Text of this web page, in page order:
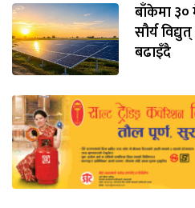
बाँकेमा ३०
सौर्य
बढाइँदै